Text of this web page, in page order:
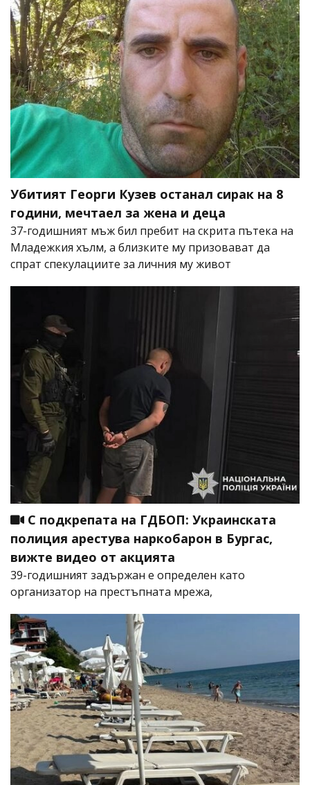
Убитият Георги Кузев останал сирак на 8
години, мечтаел за жена и деца
37-годишният мъж бил пребит на скрита пътека на
Младежкия хълм, а близките му призовават да
спрат спекулациите за личния му живот
С подкрепата на ГДБОП: Украинската
полиция арестува наркобарон в Бургас,
вижте видео от акцията
39-годишният задържан е определен като
организатор на престъпната мрежа,